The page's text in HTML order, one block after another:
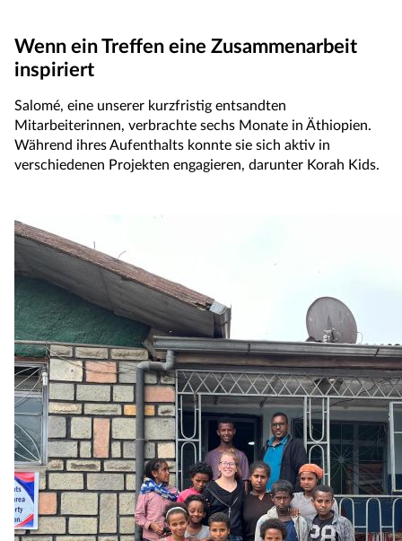
Wenn ein Treffen eine Zusammenarbeit
inspiriert
Salomé, eine unserer kurzfristig entsandten
Mitarbeiterinnen, verbrachte sechs Monate in Äthiopien.
Während ihres Aufenthalts konnte sie sich aktiv in
verschiedenen Projekten engagieren, darunter Korah Kids.